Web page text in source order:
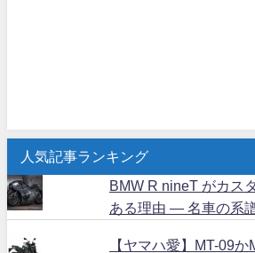
人気記事ランキング
BMW R nineT がカス
ある理由 ― 名車の系
【ヤマハ愛】MT-09